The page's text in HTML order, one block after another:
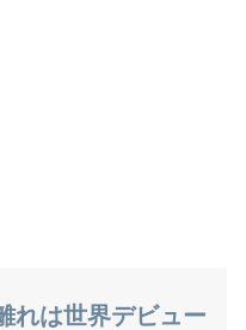
れは世界デビュー